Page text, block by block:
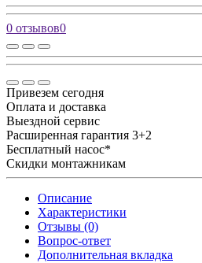
0 отзывов0
Привезем сегодня
Оплата и доставка
Выездной сервис
Расширенная гарантия 3+2
Бесплатный насос*
Скидки монтажникам
Описание
Характеристики
Отзывы (0)
Вопрос-ответ
Дополнительная вкладка